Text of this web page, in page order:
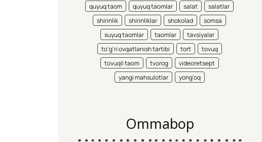
quyuq taom
quyuq taomlar salat
salatlar
shirinlik
shirinliklar shokolad
somsa
suyuq taomlar
taomlar
tavsiyalar
to'g'ri ovqatlanish tartibi
tort
tovuq
tovuqli taom
tvorog
videoretsept
yangi mahsulotlar
yong'oq
Ommabop